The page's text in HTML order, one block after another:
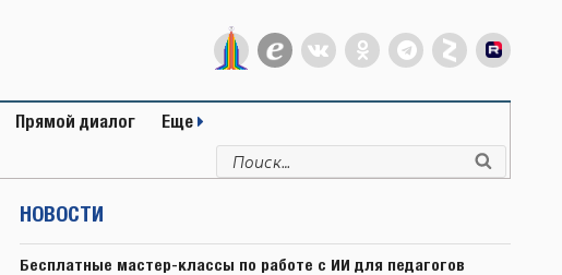
Прямой диалог Еще
Искать:
НОВОСТИ
Бесплатные мастер-классы по работе с ИИ для педагогов